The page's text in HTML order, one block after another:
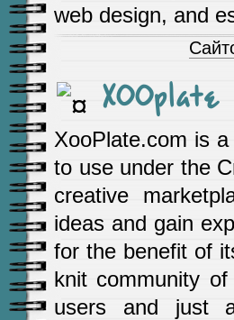
web design, and
XOOplate
XooPlate.com is
to use under the
creative
ideas and gain
for the benefit of
knit community
users and just